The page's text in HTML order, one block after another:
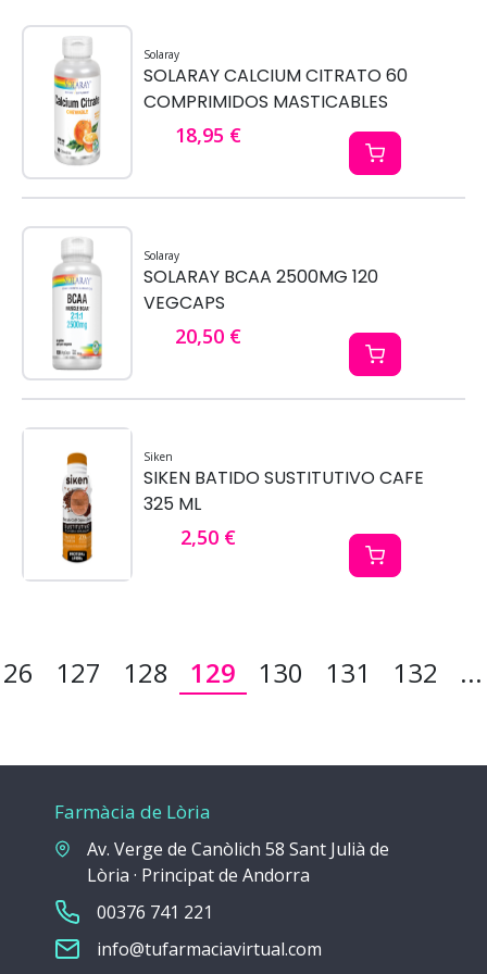
Solaray
SOLARAY CALCIUM CITRATO 60
COMPRIMIDOS MASTICABLES
18,95 €
Solaray
SOLARAY BCAA 2500MG 120
VEGCAPS
20,50 €
Siken
SIKEN BATIDO SUSTITUTIVO CAFE
325 ML
2,50 €
127 128 129 130 131 132 ...
Farmàcia de Lòria
Av. Verge de Canòlich 58 Sant Julià de
Lòria · Principat de Andorra
00376 741 221
info@tufarmaciavirtual.com